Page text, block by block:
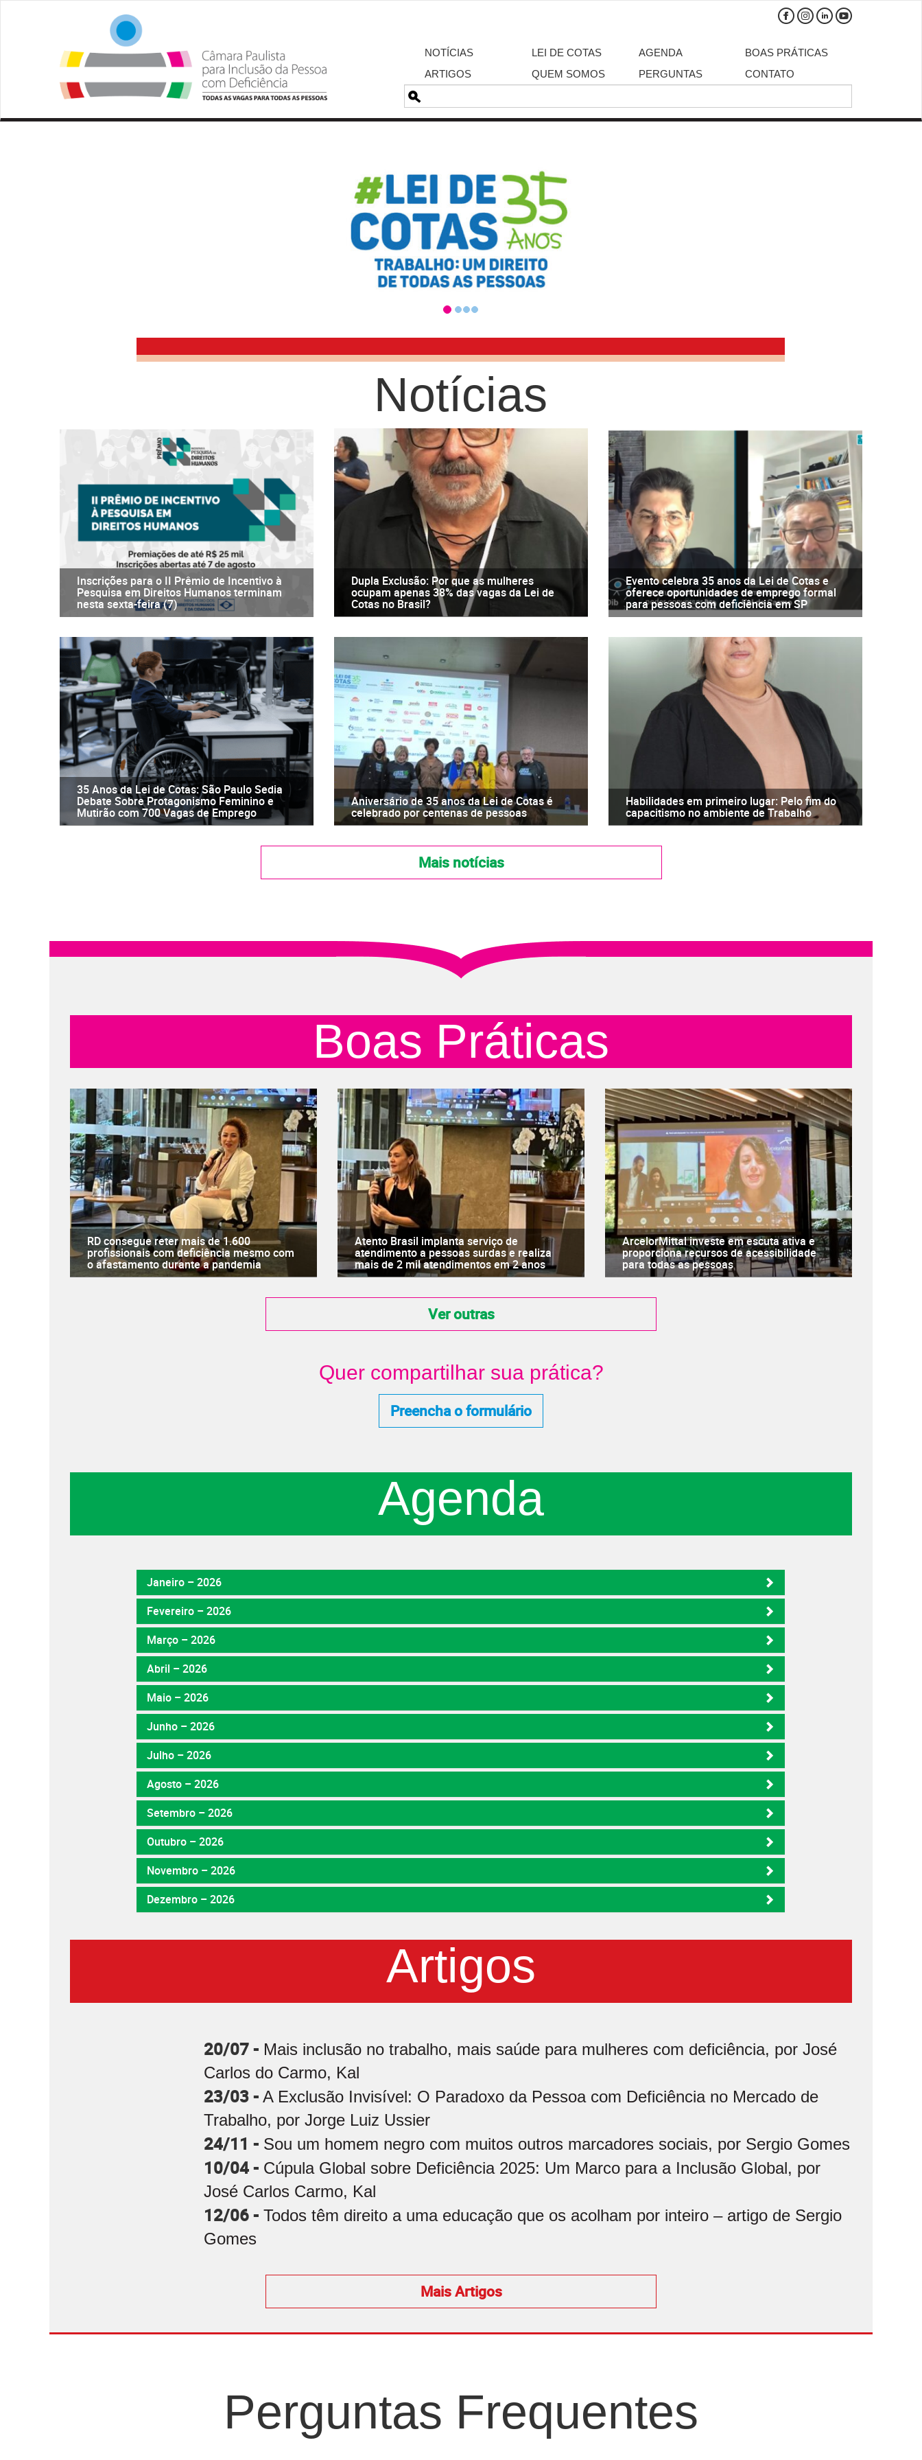
NOTÍCIAS LEI DE COTAS AGENDA
BOAS PRÁTICAS
ARTIGOS
QUEM SOMOS PERGUNTAS CONTATO
Pesquisa
Notícias
Inscrições para o II Prêmio de Incentivo à
Pesquisa em Direitos Humanos terminam
nesta sexta-feira (7)
Dupla Exclusão: Por que as mulheres
ocupam apenas 38% das vagas da Lei de
Cotas no Brasil?
Evento celebra 35 anos da Lei de Cotas e
oferece oportunidades de emprego formal
para pessoas com deficiência em SP
35 Anos da Lei de Cotas: São Paulo Sedia
Debate Sobre Protagonismo Feminino e
Mutirão com 700 Vagas de Emprego
Aniversário de 35 anos da Lei de Cotas é
celebrado por centenas de pessoas
Habilidades em primeiro lugar: Pelo fim do
capacitismo no ambiente de Trabalho
Mais notícias
Boas Práticas
RD consegue reter mais de 1.600
profissionais com deficiência mesmo com
o afastamento durante a pandemia
Atento Brasil implanta serviço de
atendimento a pessoas surdas e realiza
mais de 2 mil atendimentos em 2 anos
ArcelorMittal investe em escuta ativa e
proporciona recursos de acessibilidade
para todas as pessoas
Ver outras
Quer compartilhar sua prática?
Preencha o formulário
Agenda
Janeiro – 2026
Fevereiro – 2026
Março – 2026
Abril – 2026
Maio – 2026
Junho – 2026
Julho – 2026
Agosto – 2026
Setembro – 2026
Outubro – 2026
Novembro – 2026
Dezembro – 2026
Artigos
20/07 - Mais inclusão no trabalho, mais saúde para mulheres com deficiência, por José
Carlos do Carmo, Kal
23/03 - A Exclusão Invisível: O Paradoxo da Pessoa com Deficiência no Mercado de
Trabalho, por Jorge Luiz Ussier
24/11 - Sou um homem negro com muitos outros marcadores sociais, por Sergio Gomes
10/04 - Cúpula Global sobre Deficiência 2025: Um Marco para a Inclusão Global, por
José Carlos Carmo, Kal
12/06 - Todos têm direito a uma educação que os acolham por inteiro – artigo de Sergio
Gomes
Mais Artigos
Perguntas Frequentes